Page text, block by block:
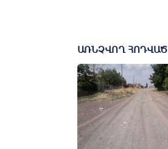
ԱՌՆՉՎՈՂ ՀՈԴՎԱԾ